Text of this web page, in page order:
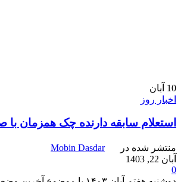
10 آبان
اخبار روز
استعلام سابقه دارنده چک همزمان
منتشر شده در
Mobin Dasdar
آبان 22, 1403
0